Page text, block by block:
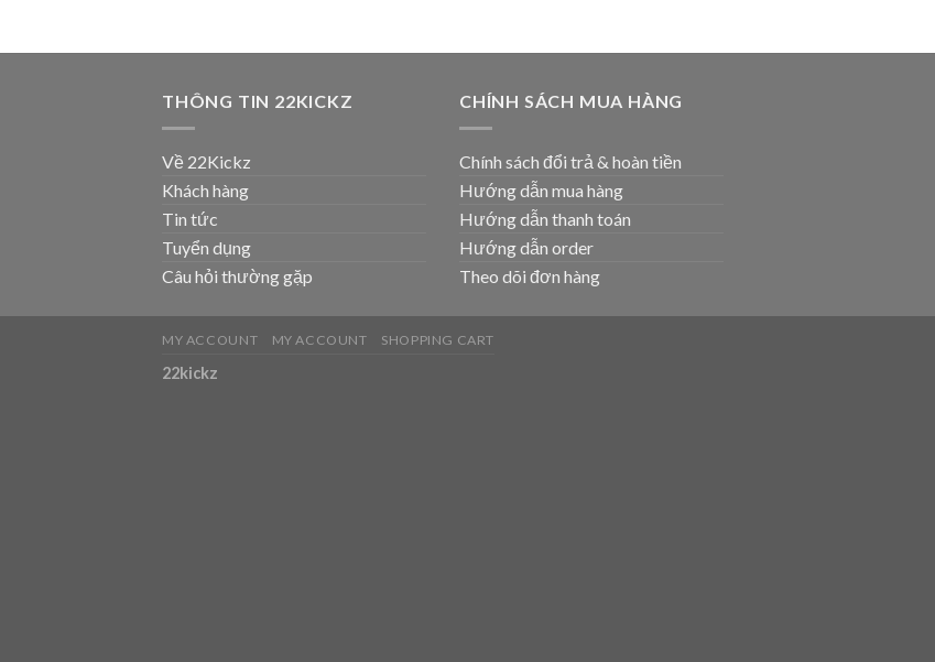
THÔNG TIN 22KICKZ
Về 22Kickz
Khách hàng
Tin tức
Tuyển dụng
Câu hỏi thường gặp
CHÍNH SÁCH MUA HÀNG
Chính sách đổi trả & hoàn tiền
Hướng dẫn mua hàng
Hướng dẫn thanh toán
Hướng dẫn order
Theo dõi đơn hàng
MY ACCOUNT MY ACCOUNT SHOPPING CART
22kickz